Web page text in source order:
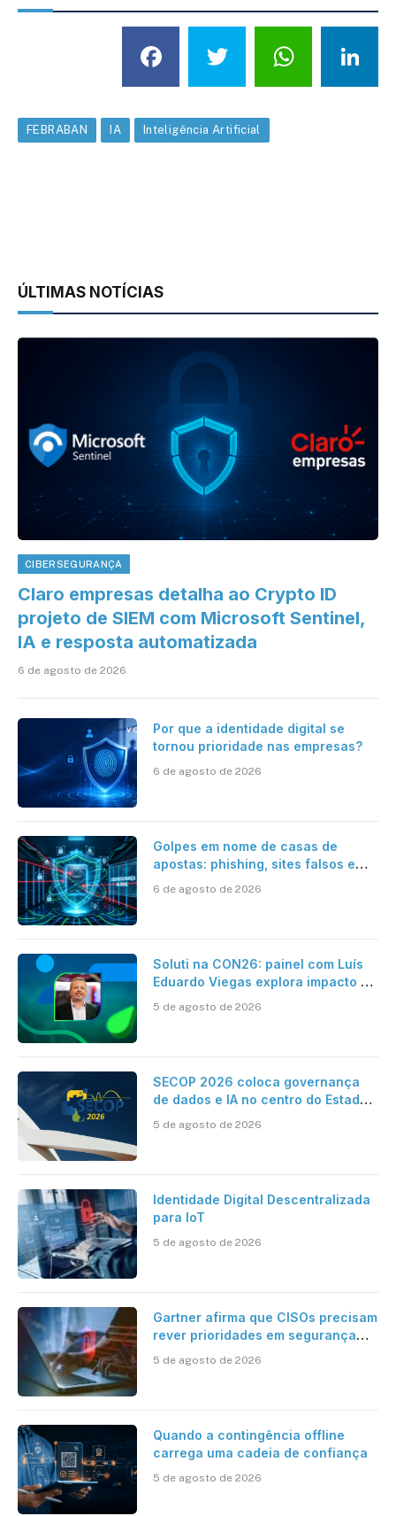
Facebook
Twitter
FEBRABAN IA Inteligência Artificial
ÚLTIMAS NOTÍCIAS
CIBERSEGURANÇA
Claro empresas detalha ao Crypto ID
projeto de SIEM com Microsoft Sentinel,
IA e resposta automatizada
6 de agosto de 2026
Por que a identidade digital se
tornou prioridade nas empresas?
6 de agosto de 2026
Golpes em nome de casas de
apostas: phishing, sites falsos e
como se proteger
6 de agosto de 2026
Soluti na CON26: painel com Luís
Eduardo Viegas explora impacto de
dados e IA na eficiência da
Contabilidade
5 de agosto de 2026
SECOP 2026 coloca governança
de dados e IA no centro do Estado
5 de agosto de 2026
Identidade Digital Descentralizada
para IoT
5 de agosto de 2026
Gartner afirma que CISOs precisam
rever prioridades em segurança
desafios impostos pela Inteligência
5 de agosto de 2026
Quando a contingência offline
carrega uma cadeia de confiança
5 de agosto de 2026